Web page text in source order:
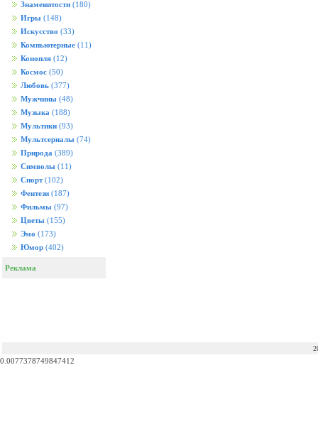
Знаменитости (180)
Игры (148)
Искусство (33)
Компьютерные (11)
Конопля (12)
Космос (50)
Любовь (377)
Мужчины (48)
Музыка (188)
Мультики (93)
Мультсериалы (74)
Природа (389)
Символы (11)
Спорт (102)
Фентези (187)
Фильмы (97)
Цветы (155)
Эмо (173)
Юмор (402)
Реклама
0.0077378749847412